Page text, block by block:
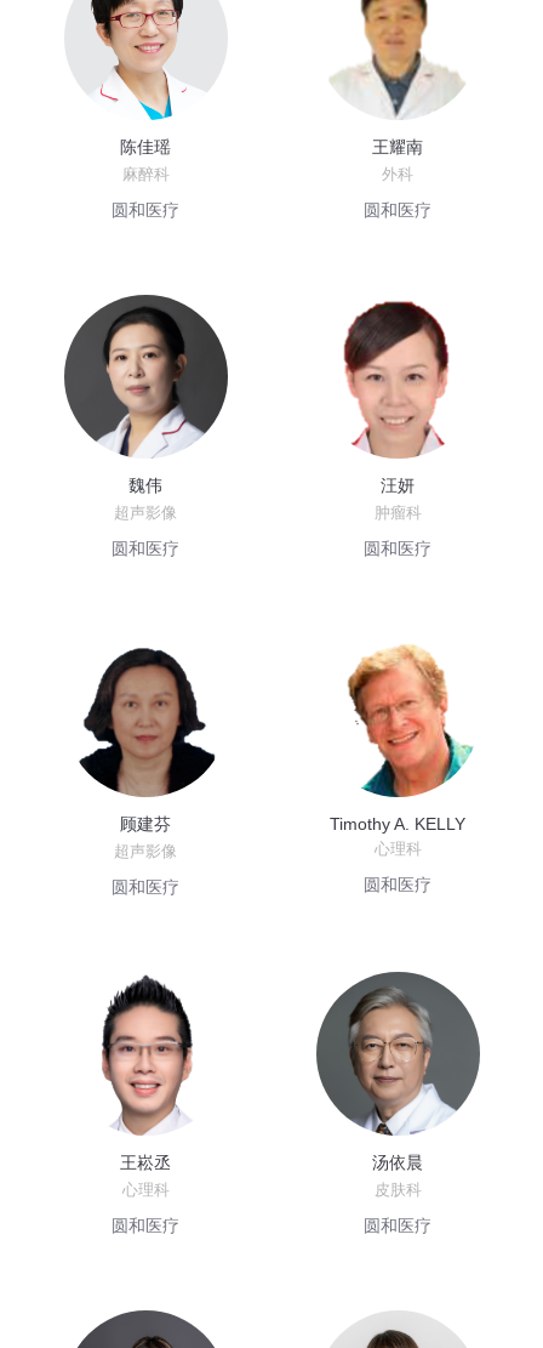
陈佳瑶
麻醉科
圆和医疗
王耀南
外科
圆和医疗
魏伟
超声影像
圆和医疗
汪妍
肿瘤科
圆和医疗
顾建芬
超声影像
圆和医疗
Timothy A. KELLY
心理科
圆和医疗
王崧丞
心理科
圆和医疗
汤依晨
皮肤科
圆和医疗